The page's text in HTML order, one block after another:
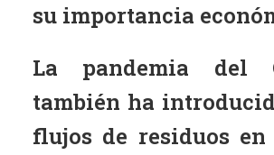
su importancia
La pandemia del
también ha
flujos de residuos